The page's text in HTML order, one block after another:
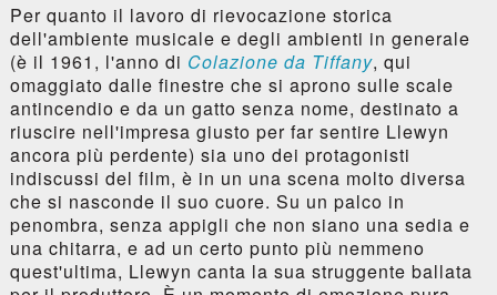
Per quanto il lavoro di rievocazione storica
dell'ambiente musicale e degli ambienti in generale
(è il 1961, l'anno di Colazione da Tiffany, qui
omaggiato dalle finestre che si aprono sulle scale
antincendio e da un gatto senza nome, destinato a
riuscire nell'impresa giusto per far sentire Llewyn
ancora più perdente) sia uno dei protagonisti
indiscussi del film, è in un una scena molto diversa
che si nasconde il suo cuore. Su un palco in
penombra, senza appigli che non siano una sedia e
una chitarra, e ad un certo punto più nemmeno
quest'ultima, Llewyn canta la sua struggente ballata